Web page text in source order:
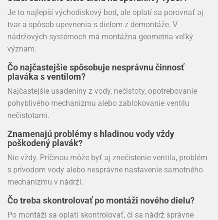
Je to najlepší východiskový bod, ale oplatí sa porovnať aj
tvar a spôsob upevnenia s dielom z demontáže. V
nádržových systémoch má montážna geometria veľký
význam.
Čo najčastejšie spôsobuje nesprávnu činnosť
plaváka s ventilom?
Najčastejšie usadeniny z vody, nečistoty, opotrebovanie
pohyblivého mechanizmu alebo zablokovanie ventilu
nečistotami.
Znamenajú problémy s hladinou vody vždy
poškodený plavák?
Nie vždy. Príčinou môže byť aj znečistenie ventilu, problém
s prívodom vody alebo nesprávne nastavenie samotného
mechanizmu v nádrži.
Čo treba skontrolovať po montáži nového dielu?
Po montáži sa oplatí skontrolovať, či sa nádrž správne